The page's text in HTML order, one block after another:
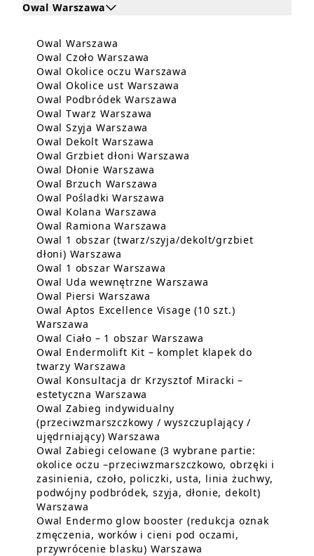
Owal Warszawa
Kliknij, aby rozwinąć i zobaczyć zabiegi dla Owal
Zabiegi dla Owal Warszawa
Owal Warszawa
Owal Czoło Warszawa
Owal Okolice oczu Warszawa
Owal Okolice ust Warszawa
Owal Podbródek Warszawa
Owal Twarz Warszawa
Owal Szyja Warszawa
Owal Dekolt Warszawa
Owal Grzbiet dłoni Warszawa
Owal Dłonie Warszawa
Owal Brzuch Warszawa
Owal Pośladki Warszawa
Owal Kolana Warszawa
Owal Ramiona Warszawa
Owal 1 obszar (twarz/szyja/dekolt/grzbiet
dłoni) Warszawa
Owal 1 obszar Warszawa
Owal Uda wewnętrzne Warszawa
Owal Piersi Warszawa
Owal Aptos Excellence Visage (10 szt.)
Warszawa
Owal Ciało – 1 obszar Warszawa
Owal Endermolift Kit – komplet klapek do
twarzy Warszawa
Owal Konsultacja dr Krzysztof Miracki –
estetyczna Warszawa
Owal Zabieg indywidualny
(przeciwzmarszczkowy / wyszczuplający /
ujędrniający) Warszawa
Owal Zabiegi celowane (3 wybrane partie:
okolice oczu –przeciwzmarszczkowo, obrzęki i
zasinienia, czoło, policzki, usta, linia żuchwy,
podwójny podbródek, szyja, dłonie, dekolt)
Warszawa
Owal Endermo glow booster (redukcja oznak
zmęczenia, worków i cieni pod oczami,
przywrócenie blasku) Warszawa